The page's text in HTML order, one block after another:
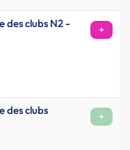
des clubs N2 -
+
des clubs
+